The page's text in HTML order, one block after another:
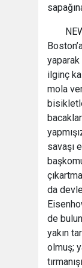
yaparak
ilginç
mola
savaşı
da
de
yakın
olmuş;